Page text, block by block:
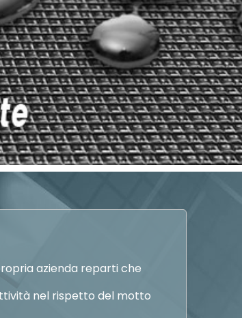
azienda reparti che
nel rispetto del motto